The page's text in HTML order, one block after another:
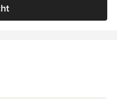
5 Sternen